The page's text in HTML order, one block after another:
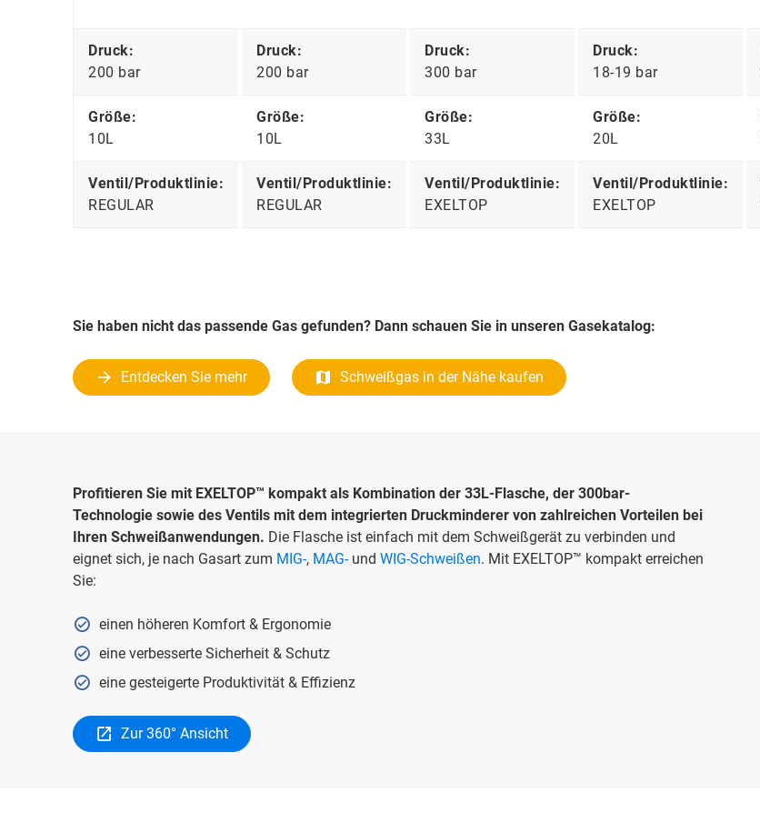
Druck:
200 bar
Druck:
200 bar
Druck:
300 bar
Druck:
18-19 bar
Größe:
10L
Größe:
10L
Größe:
33L
Größe:
20L
Ventil/Produktlinie:
REGULAR
Ventil/Produktlinie:
REGULAR
Ventil/Produktlinie:
EXELTOP
Ventil/Produktlinie:
EXELTOP
Sie haben nicht das passende Gas gefunden? Dann schauen Sie in unseren Gasekatalog:
Entdecken Sie mehr Schweißgas in der Nähe kaufen
Profitieren Sie mit EXELTOP™ kompakt als Kombination der 33L-Flasche, der 300bar-
Technologie sowie des Ventils mit dem integrierten Druckminderer von zahlreichen Vorteilen bei
Ihren Schweißanwendungen. Die Flasche ist einfach mit dem Schweißgerät zu verbinden und
eignet sich, je nach Gasart zum MIG-, MAG-und WIG-Schweißen. Mit EXELTOP™ kompakt erreichen
Sie:
einen höheren Komfort & Ergonomie
eine verbesserte Sicherheit & Schutz
eine gesteigerte Produktivität & Effizienz
Zur 360° Ansicht